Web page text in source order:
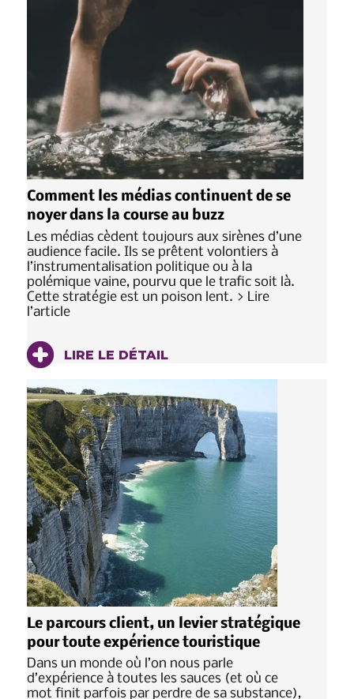
Comment les médias continuent de se
noyer dans la course au buzz
Les médias cèdent toujours aux sirènes d’une
audience facile. Ils se prêtent volontiers à
l’instrumentalisation politique ou à la
polémique vaine, pourvu que le trafic soit là.
Cette stratégie est un poison lent. > Lire
l’article
LIRE LE DÉTAIL
Le parcours client, un levier stratégique
pour toute expérience touristique
Dans un monde où l’on nous parle
d’expérience à toutes les sauces (et où ce
mot finit parfois par perdre de sa substance),